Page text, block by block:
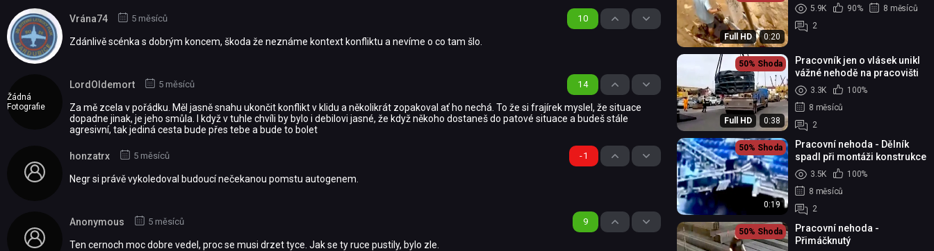
10
Vrána74 5 měsíců
Zdánlivě scénka s dobrým koncem, škoda že neznáme kontext konfliktu a nevíme o co tam šlo.
Žádná
Fotografie
14
LordOldemort 5 měsíců
Za mě zcela v pořádku. Měl jasně snahu ukončit konflikt v klidu a několikrát zopakoval ať ho nechá. To že si frajírek myslel, že situace
dopadne jinak, je jeho smůla. I když v tuhle chvíli by bylo i debilovi jasné, že když někoho dostaneš do patové situace a budeš stále
agresivní, tak jediná cesta bude přes tebe a bude to bolet
-1
honzatrx 5 měsíců
Negr si právě vykoledoval budoucí nečekanou pomstu autogenem.
9
Anonymous 5 měsíců
Ten cernoch moc dobre vedel, proc se musi drzet tyce. Jak se ty ruce pustily, bylo zle.
Full HD 0:20
5.9K 90%
8 měsíců
2
50% Shoda
Full HD 0:38
Pracovník jen o vlásek unikl
vážné nehodě na pracovišti
3.3K
100%
8 měsíců
2
50% Shoda
0:19
Pracovní nehoda - Dělník
spadl při montáži konstrukce
3.5K
100%
8 měsíců
2
50% Shoda
Pracovní nehoda -
Přimáčknutý